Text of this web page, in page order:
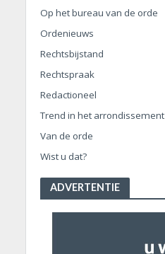
Op het bureau van de orde
Ordenieuws
Rechtsbijstand
Rechtspraak
Redactioneel
Trend in het arrondissement
Van de orde
Wist u dat?
ADVERTENTIE